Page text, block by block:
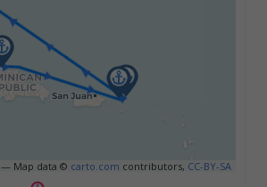
— Map data © carto.com contributors, CC-BY-SA